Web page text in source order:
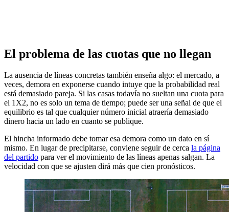
El problema de las cuotas que no llegan
La ausencia de líneas concretas también enseña algo: el mercado, a
veces, demora en exponerse cuando intuye que la probabilidad real
está demasiado pareja. Si las casas todavía no sueltan una cuota para
el 1X2, no es solo un tema de tiempo; puede ser una señal de que el
equilibrio es tal que cualquier número inicial atraería demasiado
dinero hacia un lado en cuanto se publique.
El hincha informado debe tomar esa demora como un dato en sí
mismo. En lugar de precipitarse, conviene seguir de cerca la página
del partido para ver el movimiento de las líneas apenas salgan. La
velocidad con que se ajusten dirá más que cien pronósticos.